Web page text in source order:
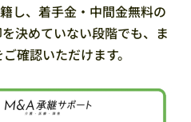
し、着手金・中間金無料の
決めていない段階でも、ま
確認いただけます。